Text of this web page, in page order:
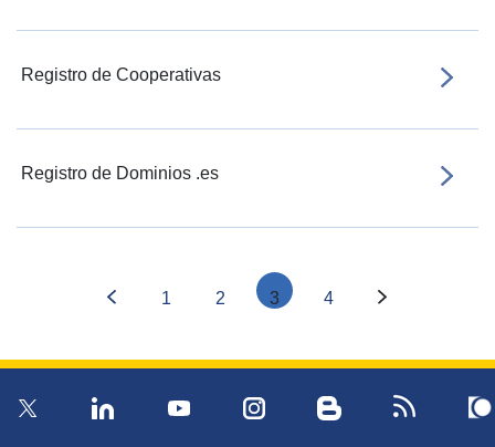
Registro de Cooperativas
Registro de Dominios .es
1 2 3 4